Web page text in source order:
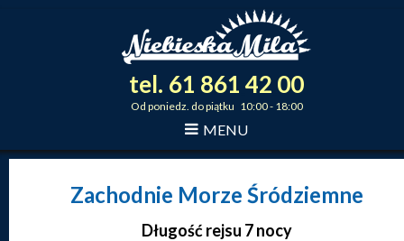
tel. 61 861 42 00
Od poniedz. do piątku 10:00 - 18:00
MENU
Zachodnie Morze Śródziemne
Długość rejsu 7 nocy